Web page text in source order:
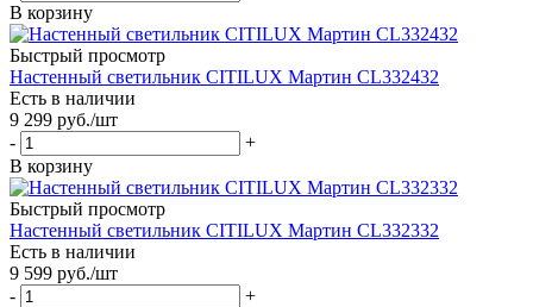
В корзину
Быстрый просмотр
Настенный светильник CITILUX Мартин CL332432
Есть в наличии
9 299 руб./шт
-
+
В корзину
Быстрый просмотр
Настенный светильник CITILUX Мартин CL332332
Есть в наличии
9 599 руб./шт
-
+